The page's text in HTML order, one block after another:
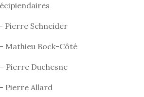
Pierre Schneider
Mathieu Bock-Côté
Pierre Duchesne
Pierre Allard